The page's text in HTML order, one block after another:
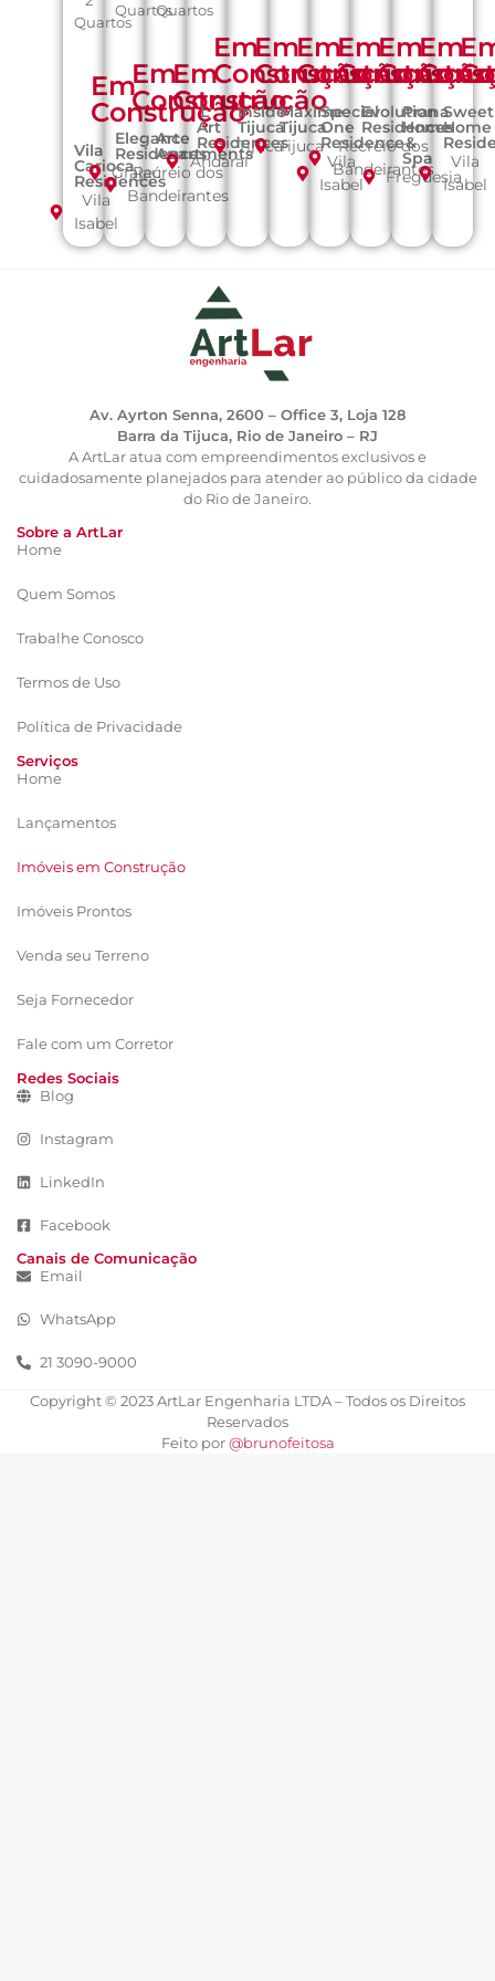
Quartos
Em
Construção
Vila
Carioca
Residences
Vila
Isabel
Quartos
Em
Construção
Elegance
Residences
Grajaú
Quartos
Em
Construção
Art
Apartments
Recreio dos
Bandeirantes
Em
Construção
L'
Art
Residences
Andaraí
Em
Construção
Inside
Tijuca
Tijuca
Em
Construção
Maxime
Tijuca
Tijuca
Em
Construção
Special
One
Residence
Vila
Isabel
Em
Evolution
Residences
Recreio dos
Bandeirantes
Em
Prana
Home
&
Spa
Freguesia
Sweet
Home
Vila
Isabel
Av. Ayrton Senna, 2600 – Office 3, Loja 128
Barra da Tijuca, Rio de Janeiro – RJ
A ArtLar atua com empreendimentos exclusivos e
cuidadosamente planejados para atender ao público da cidade
do Rio de Janeiro.
Sobre a ArtLar
Home
Quem Somos
Trabalhe Conosco
Termos de Uso
Política de Privacidade
Serviços
Home
Lançamentos
Imóveis em Construção
Imóveis Prontos
Venda seu Terreno
Seja Fornecedor
Fale com um Corretor
Redes Sociais
Blog
Instagram
LinkedIn
Facebook
Canais de Comunicação
Email
WhatsApp
21 3090-9000
Copyright © 2023 ArtLar Engenharia LTDA – Todos os Direitos
Reservados​
Feito por @brunofeitosa